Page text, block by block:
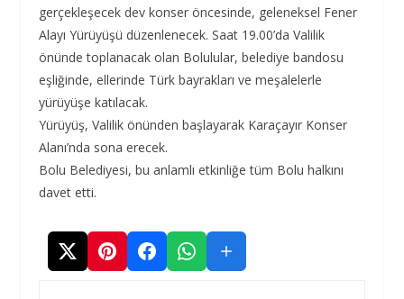
gerçekleşecek dev konser öncesinde, geleneksel Fener
Alayı Yürüyüşü düzenlenecek. Saat 19.00’da Valilik
önünde toplanacak olan Bolulular, belediye bandosu
eşliğinde, ellerinde Türk bayrakları ve meşalelerle
yürüyüşe katılacak.
Yürüyüş, Valilik önünden başlayarak Karaçayır Konser
Alanı’nda sona erecek.
Bolu Belediyesi, bu anlamlı etkinliğe tüm Bolu halkını
davet etti.